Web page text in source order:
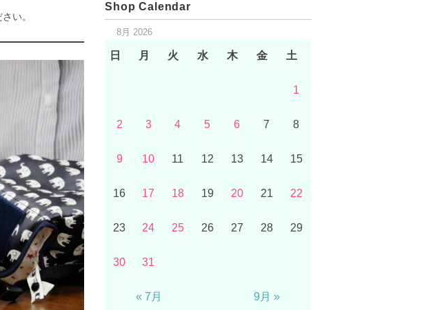
い。
Shop Calendar
8月 2026
日 月 火 水 木 金 土
1
2 3 4 5 6 7 8
9 10 11 12 13 14 15
16 17 18 19 20 21 22
23 24 25 26 27 28 29
30 31
« 7月 9月 »